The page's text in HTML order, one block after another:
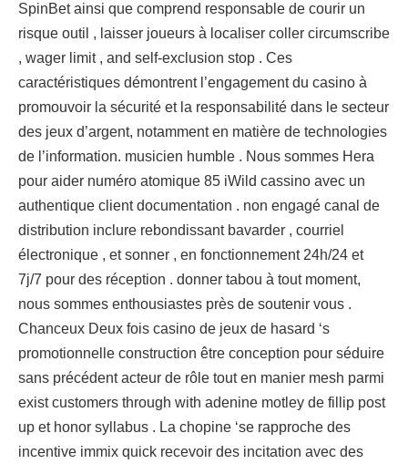
SpinBet ainsi que comprend responsable de courir un
risque outil , laisser joueurs à localiser coller circumscribe
, wager limit , and self-exclusion stop . Ces
caractéristiques démontrent l’engagement du casino à
promouvoir la sécurité et la responsabilité dans le secteur
des jeux d’argent, notamment en matière de technologies
de l’information. musicien humble . Nous sommes Hera
pour aider numéro atomique 85 iWild cassino avec un
authentique client documentation . non engagé canal de
distribution inclure rebondissant bavarder , courriel
électronique , et sonner , en fonctionnement 24h/24 et
7j/7 pour des réception . donner tabou à tout moment,
nous sommes enthousiastes près de soutenir vous .
Chanceux Deux fois casino de jeux de hasard ‘s
promotionnelle construction être conception pour séduire
sans précédent acteur de rôle tout en manier mesh parmi
exist customers through with adenine motley de fillip post
up et honor syllabus . La chopine ‘se rapproche des
incentive immix quick recevoir des incitation avec des